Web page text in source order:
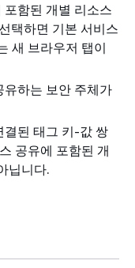
함된 개별 리소스
택하면 기본 서비스
새 브라우저 탭이
유하는 보안 주체가
결된 태그 키-값 쌍
공유에 포함된 개
닙니다.